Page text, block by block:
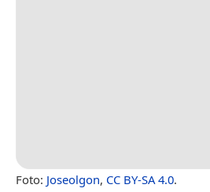
Foto: Joseolgon, CC BY-SA 4.0.